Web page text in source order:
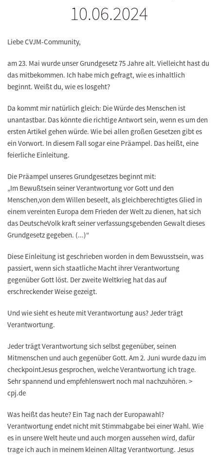
10.06.2024
Liebe CVJM-Community,
am 23. Mai wurde unser Grundgesetz 75 Jahre alt. Vielleicht hast du
das mitbekommen. Ich habe mich gefragt, wie es inhaltlich
beginnt. Weißt du, wie es losgeht?
Da kommt mir natürlich gleich: Die Würde des Menschen ist
unantastbar. Das könnte die richtige Antwort sein, wenn es um den
ersten Artikel gehen würde. Wie bei allen großen Gesetzen gibt es
ein Vorwort. In diesem Fall sogar eine Präampel. Das heißt, eine
feierliche Einleitung.
Die Präampel unseres Grundgesetzes beginnt mit:
„Im Bewußtsein seiner Verantwortung vor Gott und den
Menschen,von dem Willen beseelt, als gleichberechtigtes Glied in
einem vereinten Europa dem Frieden der Welt zu dienen, hat sich
das DeutscheVolk kraft seiner verfassungsgebenden Gewalt dieses
Grundgesetz gegeben. (...)“
Diese Einleitung ist geschrieben worden in dem Bewusstsein, was
passiert, wenn sich staatliche Macht ihrer Verantwortung
gegenüber Gott löst. Der zweite Weltkrieg hat das auf
erschreckender Weise gezeigt.
Und wie sieht es heute mit Verantwortung aus? Jeder trägt
Verantwortung.
Jeder trägt Verantwortung sich selbst gegenüber, seinen
Mitmenschen und auch gegenüber Gott. Am 2. Juni wurde dazu im
checkpointJesus gesprochen, welche Verantwortung ich trage.
Sehr spannend und empfehlenswert noch mal nachzuhören. >
cpj.de
Was heißt das heute? Ein Tag nach der Europawahl?
Verantwortung endet nicht mit Stimmabgabe bei einer Wahl. Wie
es in unsere Welt heute und auch morgen aussehen wird, dafür
trage ich auch in meinem kleinen Alltag Verantwortung. Jesus